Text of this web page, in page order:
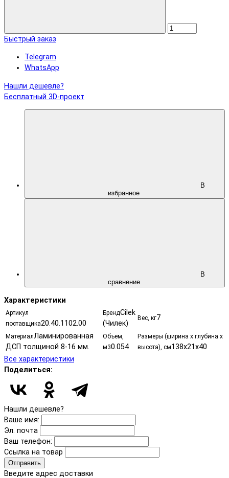
Быстрый заказ
Telegram
WhatsApp
Нашли дешевле?
Бесплатный 3D-проект
В
избранное
В
сравнение
Характеристики
Артикул
поставщика20.40.1102.00
БрендCilek
(Чилек)
Вес, кг7
МатериалЛаминированная
ДСП толщиной 8-16 мм.
Объем,
м30.054
Размеры (ширина х глубина х
высота), см138x21x40
Все характеристики
Поделиться:
Нашли дешевле?
Ваше имя:
Эл. почта
Ваш телефон:
Ссылка на товар
Отправить
Введите адрес доставки